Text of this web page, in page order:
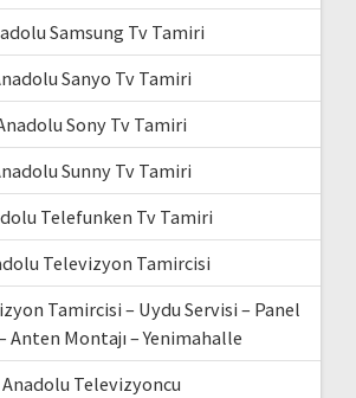
Samsung Tv Tamiri
Sanyo Tv Tamiri
Sony Tv Tamiri
Sunny Tv Tamiri
Telefunken Tv Tamiri
Televizyon Tamircisi
Tamircisi – Uydu Servisi – Panel
Anten Montajı – Yenimahalle
Anadolu Televizyoncu